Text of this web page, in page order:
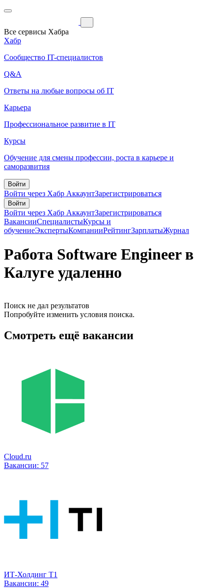
Все сервисы Хабра
Хабр
Сообщество IT-специалистов
Q&A
Ответы на любые вопросы об IT
Карьера
Профессиональное развитие в IT
Курсы
Обучение для смены профессии, роста в карьере и
саморазвития
Войти
Войти через Хабр АккаунтЗарегистрироваться
Войти
Войти через Хабр АккаунтЗарегистрироваться
ВакансииСпециалистыКурсы и
обучениеЭкспертыКомпанииРейтингЗарплатыЖурнал
Работа Software Engineer в
Калуге удаленно
Поиск не дал результатов
Попробуйте изменить условия поиска.
Смотреть ещё вакансии
Cloud.ru
Вакансии: 57
ИТ-Холдинг Т1
Вакансии: 49